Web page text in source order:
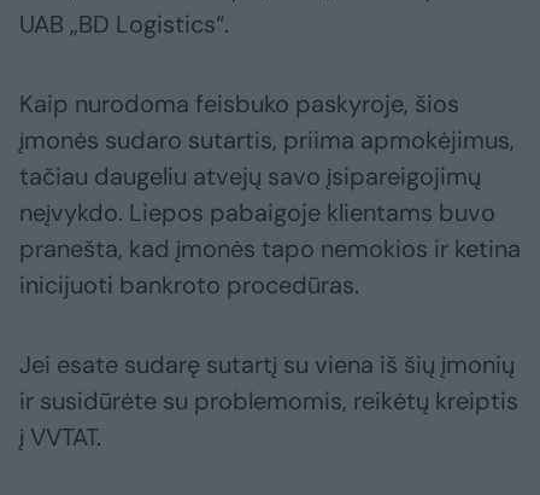
UAB „BD Logistics“.
Kaip nurodoma feisbuko paskyroje, šios
įmonės sudaro sutartis, priima apmokėjimus,
tačiau daugeliu atvejų savo įsipareigojimų
neįvykdo. Liepos pabaigoje klientams buvo
pranešta, kad įmonės tapo nemokios ir ketina
inicijuoti bankroto procedūras.
Jei esate sudarę sutartį su viena iš šių įmonių
ir susidūrėte su problemomis, reikėtų kreiptis
į VVTAT.